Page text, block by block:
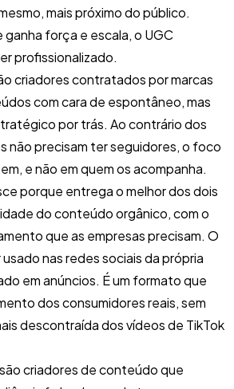
mais próximo do público.
força e escala, o UGC
profissionalizado.
criadores contratados por marcas
com cara de espontâneo, mas
por trás. Ao contrário dos
não precisam ter seguidores, o foco
e não em quem os acompanha.
porque entrega o melhor dos dois
do conteúdo orgânico, com o
que as empresas precisam. O
nas redes sociais da própria
em anúncios. É um formato que
dos consumidores reais, sem
descontraída dos vídeos de TikTok
criadores de conteúdo que